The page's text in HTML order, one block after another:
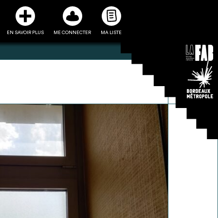
EN SAVOIR PLUS ME CONNECTER MA LISTE
et ses fiches
comme
à la conception
Être recontacté afin d’obtenir
plus de renseignements sur les
modalités et stratégies de
récupérations envisageables